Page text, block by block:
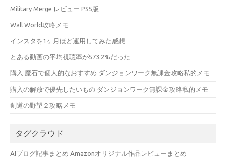
Military Merge レビュー PS5版
Wall World攻略メモ
インスタを1ヶ月ほど運用してみた感想
とある動画の平均視聴率が573.2%だった
購入 魔石で個人的なおすすめ ダンジョンワーク無課金攻略私的メモ
購入の解放で優先したいもの ダンジョンワーク無課金攻略私的メモ
剣道の野望２攻略メモ
タグクラウド
AIブログ記事まとめ Amazonオリジナル作品レビューまとめ